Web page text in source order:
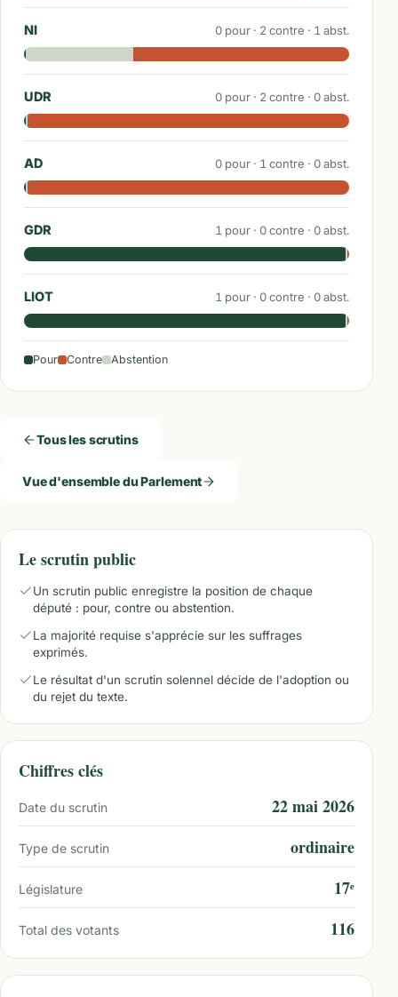
NI 0 pour · 2 contre · 1 abst.
UDR 0 pour · 2 contre · 0abst.
AD 0 pour · 1 contre · 0abst.
GDR 1 pour · 0contre · 0abst.
LIOT 1 pour · 0contre · 0abst.
Pour Contre Abstention
Tous les scrutins
Vue d'ensemble du Parlement
Le scrutin public
Un scrutin public enregistre la position de chaque
député : pour, contre ou abstention.
La majorité requise s'apprécie sur les suffrages
exprimés.
Le résultat d'un scrutin solennel décide de l'adoption ou
du rejet du texte.
Chiffres clés
Date du scrutin 22 mai 2026
Type de scrutin ordinaire
Législature 17ᵉ
Total des votants 116